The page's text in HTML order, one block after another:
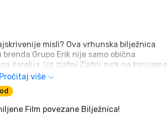
misli? Ova vrhunska bilježnica
Grupo Erik nije samo obična
čarolija. Uz zlatni Zlatni zvrk na koricama
tajne ostati sigurne čak i od čarolije
za napitke ili planirate taktičke
dnevnik donosi Hogwarts ravno na vaš
Pročitaj više
Film povezane Bilježnica!